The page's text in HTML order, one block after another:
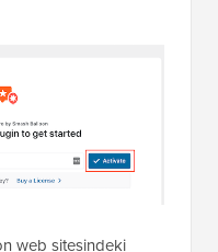
web sitesindeki